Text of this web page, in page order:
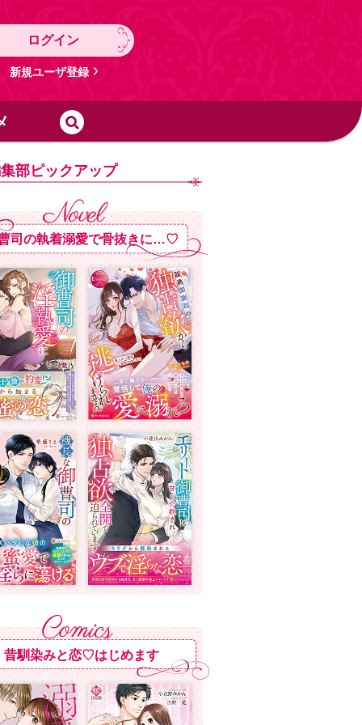
ログイン
新規ユーザ登録
部ピックアップ
司の執着溺愛で骨抜きに…♡
昔馴染みと恋♡はじめます